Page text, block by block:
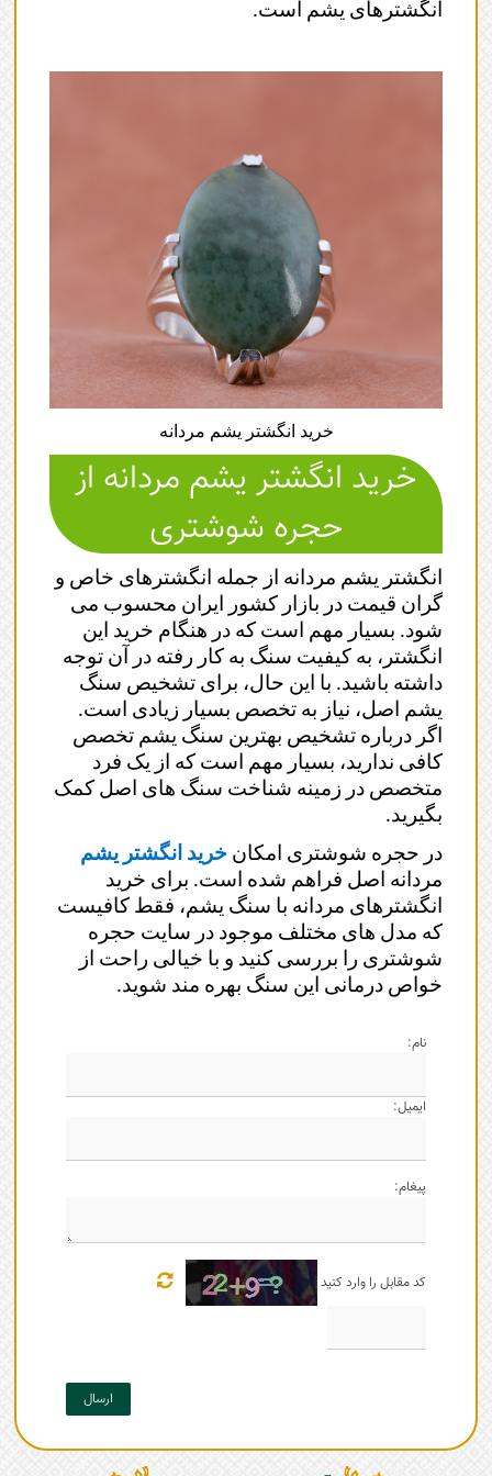
انگشترهای یشم است.
خرید انگشتر یشم مردانه
خرید انگشتر یشم مردانه از
حجره شوشتری
انگشتر یشم مردانه از جمله انگشترهای خاص و
گران قیمت در بازار کشور ایران محسوب می
شود. بسیار مهم است که در هنگام خرید این
انگشتر، به کیفیت سنگ به کار رفته در آن توجه
داشته باشید. با این حال، برای تشخیص سنگ
یشم اصل، نیاز به تخصص بسیار زیادی است.
اگر درباره تشخیص بهترین سنگ یشم تخصص
کافی ندارید، بسیار مهم است که از یک فرد
متخصص در زمینه شناخت سنگ های اصل کمک
بگیرید.
در حجره شوشتری امکانخرید انگشتر یشم
مردانه اصل فراهم شده است. برای خرید
انگشترهای مردانه با سنگ یشم، فقط کافیست
که مدل های مختلف موجود در سایت حجره
شوشتری را بررسی کنید و با خیالی راحت از
خواص درمانی این سنگ بهره مند شوید.
نام:
ایمیل:
پیغام:
کد مقابل را وارد کنید
ارسال